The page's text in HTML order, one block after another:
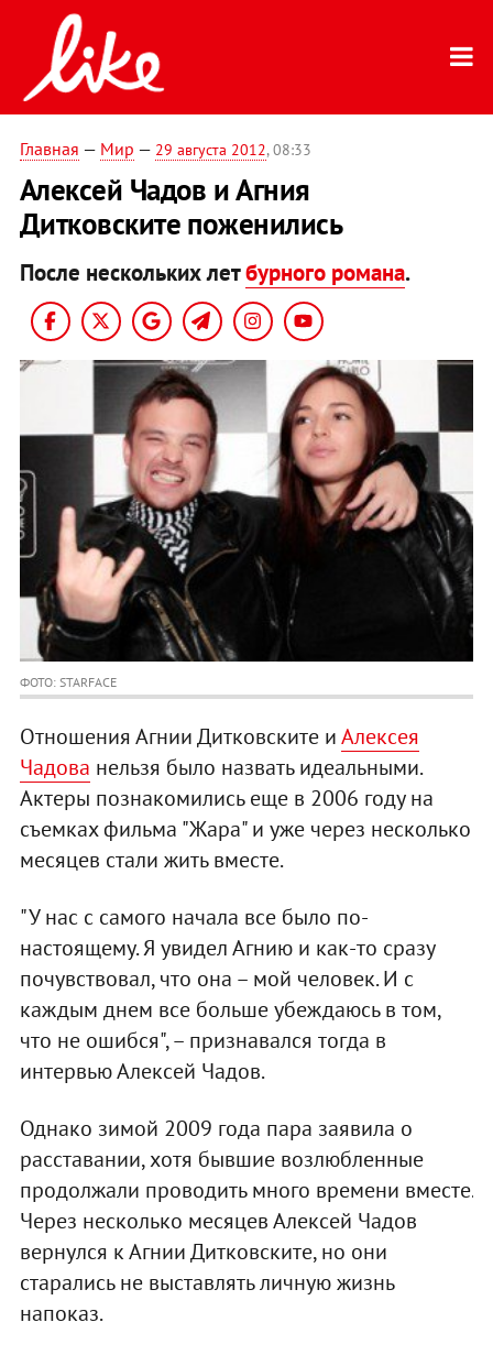
Главная — Мир — 29 августа 2012, 08:33
Алексей Чадов и Агния
Дитковските поженились
После нескольких летбурного романа.
ФОТО: STARFACE
Отношения Агнии Дитковските иАлексея
Чадова нельзя было назвать идеальными.
Актеры познакомились еще в 2006 году на
съемках фильма "Жара" и уже через несколько
месяцев стали жить вместе.
"У нас с самого начала все было по-
настоящему. Я увидел Агнию и как-то сразу
почувствовал, что она – мой человек. И с
каждым днем все больше убеждаюсь в том,
что не ошибся", – признавался тогда в
интервью Алексей Чадов.
Однако зимой 2009 года пара заявила о
расставании, хотя бывшие возлюбленные
продолжали проводить много времени вместе.
Через несколько месяцев Алексей Чадов
вернулся к Агнии Дитковските, но они
старались не выставлять личную жизнь
напоказ.